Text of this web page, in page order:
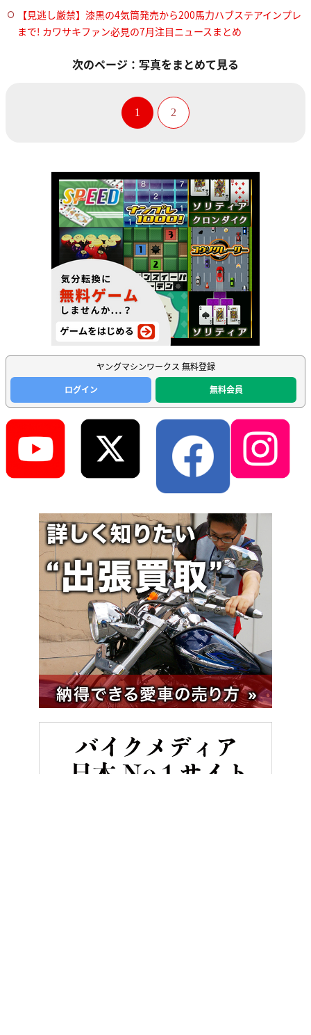
【見逃し厳禁】漆黒の4気筒発売から200馬力ハブステアインプレ
まで! カワサキファン必見の7月注目ニュースまとめ
次のページ：写真をまとめて見る
1 2
ヤングマシンワークス 無料登録
ログイン
無料会員